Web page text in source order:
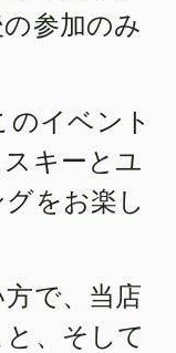
参加のみ
のイベント
キーとユ
をお楽し
で、当店
、そして